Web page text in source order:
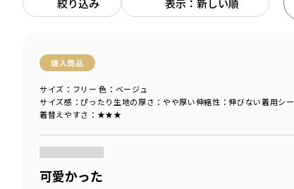
購入商品
サイズ感 ：ぴったり 生地の厚さ ：やや厚い伸縮性 ：伸びない着用シ
着替えやすさ ：★★★
サイズ：フリー 色：ベージュ
可愛かった